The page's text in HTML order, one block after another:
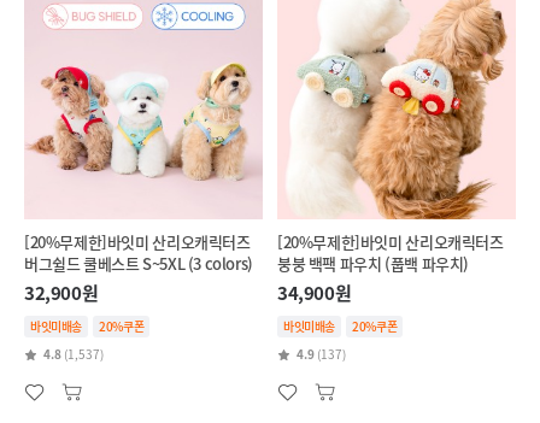
[20%무제한]바잇미 산리오캐릭터즈
버그쉴드 쿨베스트 S~5XL (3 colors)
32,900원
바잇미배송
20%쿠폰
4.8 (1,537)
[20%무제한]바잇미 산리오캐릭터즈
붕붕 백팩 파우치 (풉백 파우치)
34,900원
바잇미배송
20%쿠폰
4.9 (137)